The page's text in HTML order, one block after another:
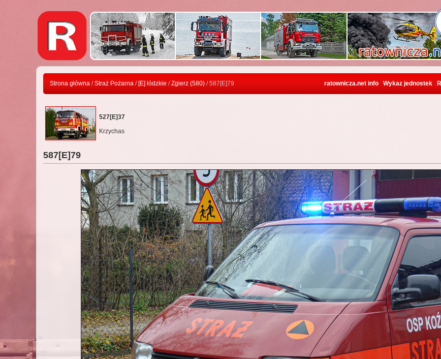
Strona główna /Straż Pożarna / [E] łódzkie /Zgierz (580) / 587[E]79 ratownicza.net info Wykaz jednostek
527[E]37
Krzychas
587[E]79